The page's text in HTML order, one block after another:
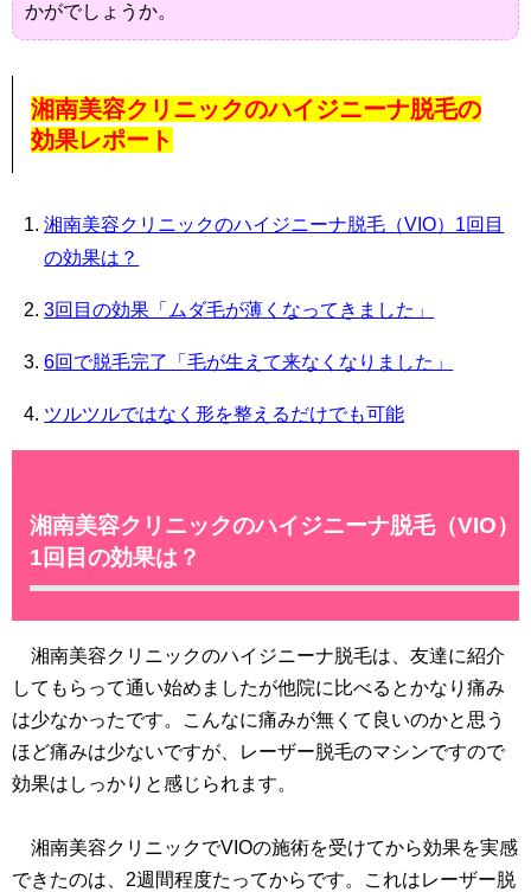
かがでしょうか。
湘南美容クリニックのハイジニーナ脱毛の
効果レポート
湘南美容クリニックのハイジニーナ脱毛（VIO）1回目
の効果は？
3回目の効果「ムダ毛が薄くなってきました」
6回で脱毛完了「毛が生えて来なくなりました」
ツルツルではなく形を整えるだけでも可能
湘南美容クリニックのハイジニーナ脱毛（VIO）
1回目の効果は？
湘南美容クリニックのハイジニーナ脱毛は、友達に紹介
してもらって通い始めましたが他院に比べるとかなり痛み
は少なかったです。こんなに痛みが無くて良いのかと思う
ほど痛みは少ないですが、レーザー脱毛のマシンですので
効果はしっかりと感じられます。
湘南美容クリニックでVIOの施術を受けてから効果を実感
できたのは、2週間程度たってからです。これはレーザー脱